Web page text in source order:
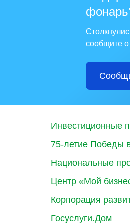
сообщите о
Инвестиционные
75-летие Победы
Национальные
Центр «Мой
Корпорация
Госуслуги.Дом